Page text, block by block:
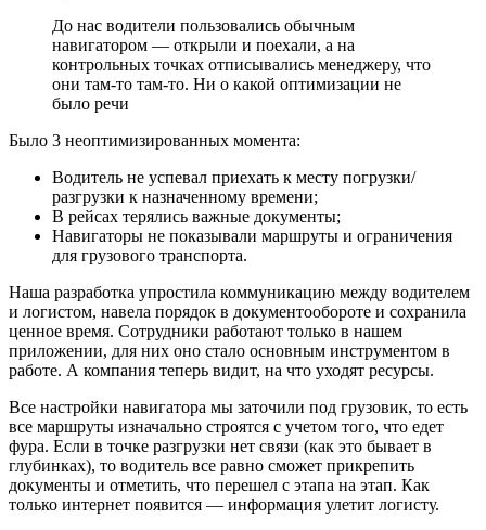
До нас водители пользовались обычным
навигатором — открыли и поехали, а на
контрольных точках отписывались менеджеру, что
они там-то там-то. Ни о какой оптимизации не
было речи
Было 3 неоптимизированных момента:
Водитель не успевал приехать к месту погрузки/
разгрузки к назначенному времени;
В рейсах терялись важные документы;
Навигаторы не показывали маршруты и ограничения
для грузового транспорта.
Наша разработка упростила коммуникацию между водителем
и логистом, навела порядок в документообороте и сохранила
ценное время. Сотрудники работают только в нашем
приложении, для них оно стало основным инструментом в
работе. А компания теперь видит, на что уходят ресурсы.
Все настройки навигатора мы заточили под грузовик, то есть
все маршруты изначально строятся с учетом того, что едет
фура. Если в точке разгрузки нет связи (как это бывает в
глубинках), то водитель все равно сможет прикрепить
документы и отметить, что перешел с этапа на этап. Как
только интернет появится — информация улетит логисту.